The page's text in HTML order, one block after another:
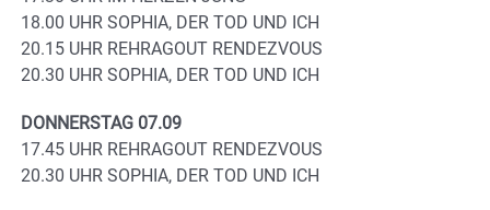
18.00 UHR SOPHIA, DER TOD UND ICH
20.15 UHR REHRAGOUT RENDEZVOUS
20.30 UHR SOPHIA, DER TOD UND ICH
DONNERSTAG 07.09
17.45 UHR REHRAGOUT RENDEZVOUS
20.30 UHR SOPHIA, DER TOD UND ICH